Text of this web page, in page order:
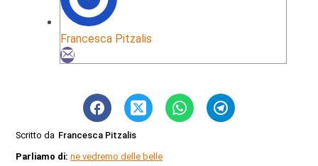
Francesca Pitzalis
Scritto da Francesca Pitzalis
Parliamo di:ne vedremo delle belle